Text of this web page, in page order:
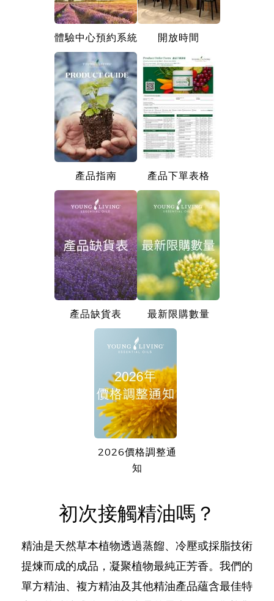
體驗中心預約系統 開放時間
產品指南 產品下單表格
產品缺貨表 最新限購數量
2026價格調整通
知
初次接觸精油嗎？
精油是天然草本植物透過蒸餾、冷壓或採脂技術
提煉而成的成品，凝聚植物最純正芳香。我們的
單方精油、複方精油及其他精油產品蘊含最佳特